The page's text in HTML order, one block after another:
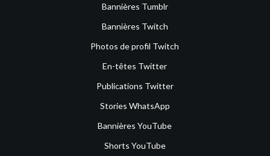
Bannières Tumblr
Bannières Twitch
Photos de profil Twitch
En-têtes Twitter
Publications Twitter
Stories WhatsApp
Bannières YouTube
Shorts YouTube